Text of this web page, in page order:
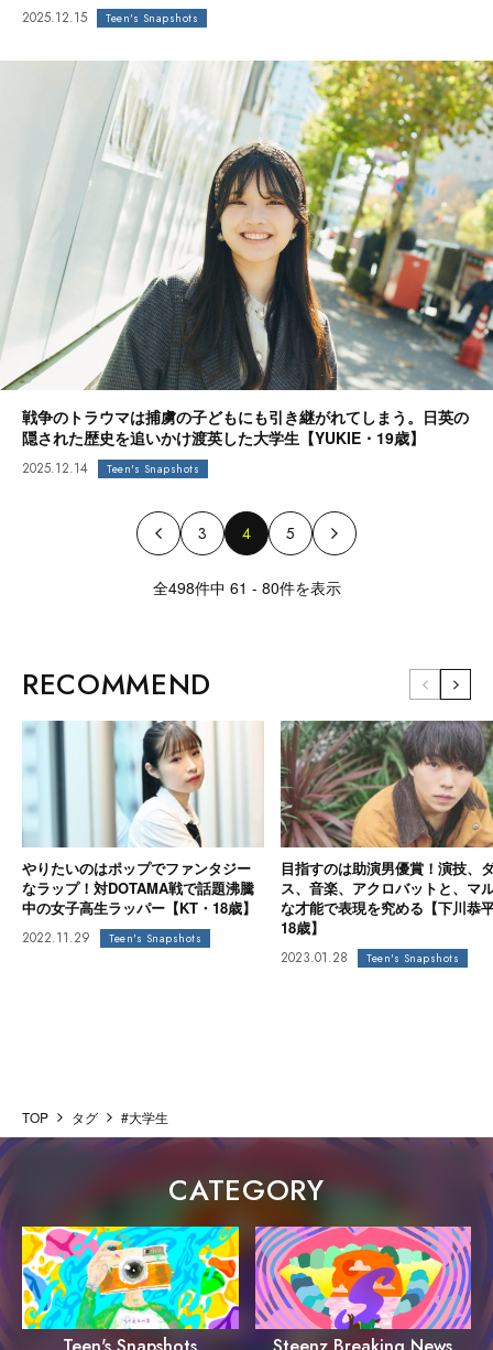
2025.12.15 Teen's Snapshots
戦争のトラウマは捕虜の子どもにも引き継がれてしまう。日英の
隠された歴史を追いかけ渡英した大学生【YUKIE・19歳】
2025.12.14 Teen's Snapshots
3 4 5
全498件中 61 - 80件を表示
RECOMMEND
やりたいのはポップでファンタジー
なラップ！対DOTAMA戦で話題沸騰
中の女子高生ラッパー【KT・18歳】
2022.11.29 Teen's Snapshots
目指すのは助演男優賞！演技、
ス、音楽、アクロバットと、マ
な才能で表現を究める【下川恭
18歳】
2023.01.28 Teen's Snapshots
TOP タグ #大学生
CATEGORY